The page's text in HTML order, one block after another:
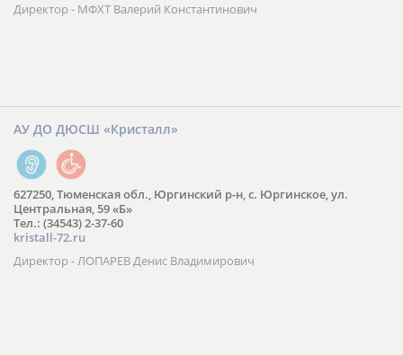
Директор - МФХТ Валерий Константинович
АУ ДО ДЮСШ «Кристалл»
627250, Тюменская обл., Юргинский р-н, с. Юргинское, ул.
Центральная, 59 «Б»
Тел.: (34543) 2-37-60
kristall-72.ru
Директор - ЛОПАРЕВ Денис Владимирович